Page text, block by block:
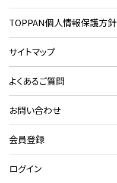
TOPPAN個人情報保護方針
サイトマップ
よくあるご質問
お問い合わせ
会員登録
ログイン